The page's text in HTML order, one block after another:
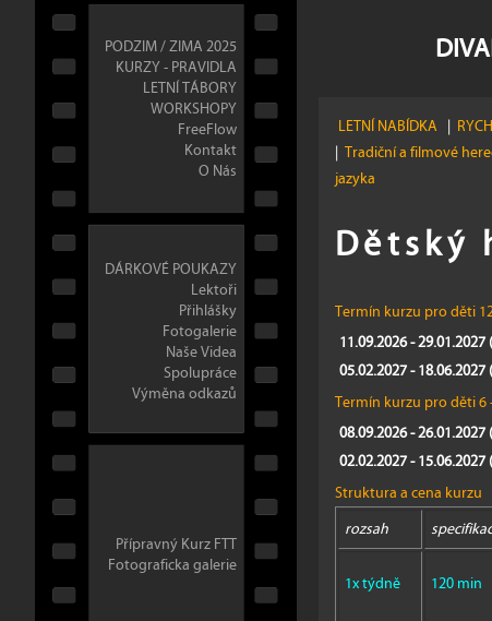
PODZIM / ZIMA 2025
KURZY - PRAVIDLA
LETNÍ TÁBORY
WORKSHOPY
FreeFlow
Kontakt
O Nás
DÁRKOVÉ POUKAZY
Lektoři
Přihlášky
Fotogalerie
Naše Videa
Spolupráce
Výměna odkazů
Přípravný Kurz FTT
Fotograficka galerie
LETNÍ NABÍDKA |
| Tradiční a filmové
jazyka
Dětský
Termín kurzu pro děti
11.09.2026 -
05.02.2027 -
Termín kurzu pro děti 6
08.09.2026 -
02.02.2027 -
Struktura a cena kurzu
rozsah
1x týdně
120 min